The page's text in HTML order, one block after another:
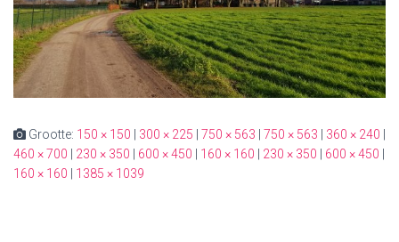
Grootte: 150 × 150 | 300 × 225 | 750 × 563 | 750 × 563 | 360 × 240 |
460 × 700 | 230 × 350 | 600 × 450 | 160 × 160 | 230 × 350 | 600 × 450 |
160 × 160 | 1385 × 1039